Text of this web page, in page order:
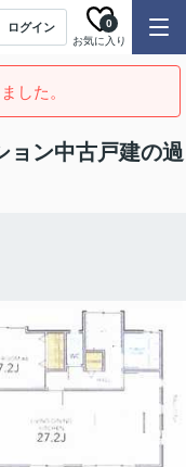
ログイン
お気に入り
0
した。
ョン中古戸建の過